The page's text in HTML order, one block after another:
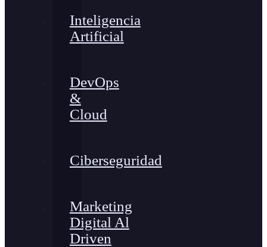
Inteligencia
Artificial
DevOps
&
Cloud
Ciberseguridad
Marketing
Digital Al
Driven